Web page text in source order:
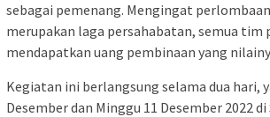
sebagai pemenang. Mengingat
merupakan laga persahabatan, semua tim
mendapatkan uang pembinaan yang
Kegiatan ini berlangsung selama dua hari,
Desember dan Minggu 11 Desember 2022